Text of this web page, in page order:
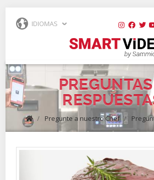
IDIOMAS
/ Pregunte a nuestro Chef /